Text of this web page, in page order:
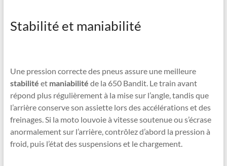
Stabilité et maniabilité
Une pression correcte des pneus assure une meilleure
stabilité et maniabilité de la 650 Bandit. Le train avant
répond plus régulièrement à la mise sur l’angle, tandis que
l’arrière conserve son assiette lors des accélérations et des
freinages. Si la moto louvoie à vitesse soutenue ou s’écrase
anormalement sur l’arrière, contrôlez d’abord la pression à
froid, puis l’état des suspensions et le chargement.